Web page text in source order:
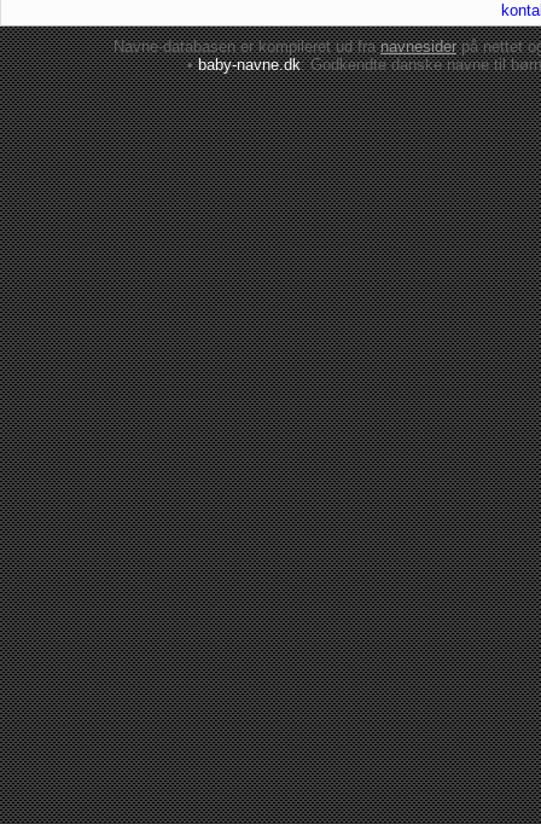
Navne-databasen er kompileret ud franavnesiderpå nettet
•baby-navne.dk: Godkendte danskenavne til børn